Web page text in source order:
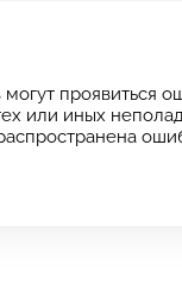
проявиться
или иных